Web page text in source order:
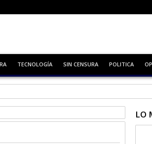
TECNOLOGÍA SIN CENSURA POLITICA
LO